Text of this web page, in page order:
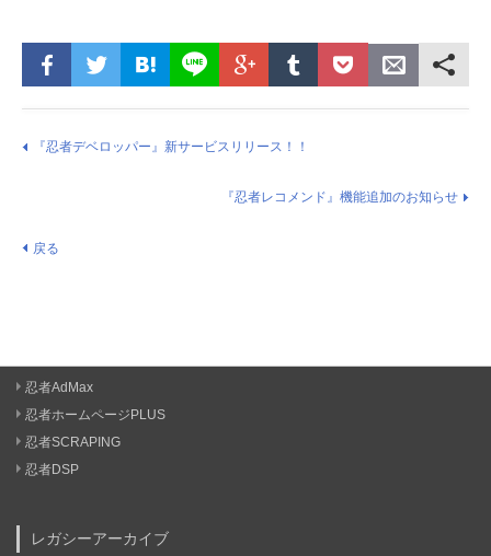
『忍者デベロッパー』新サービスリリース！！
『忍者レコメンド』機能追加のお知らせ
戻る
忍者AdMax
忍者ホームページPLUS
忍者SCRAPING
忍者DSP
レガシーアーカイブ